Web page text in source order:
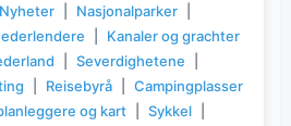
Nyheter Nasjonalparker
Kanaler og grachter
Severdighetene
Reisebyrå
Campingplasser
og kart Sykkel